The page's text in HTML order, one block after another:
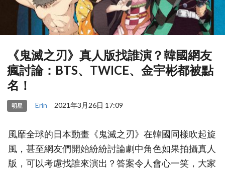
《鬼滅之刃》真人版找誰演？韓國網友
瘋討論：BTS、TWICE、金宇彬都被點
名！
明星 Erin 2021年3月26日 17:09
風靡全球的日本動畫《鬼滅之刃》在韓國同樣吹起旋
風，甚至網友們開始紛紛討論劇中角色如果拍攝真人
版，可以考慮找誰來演出？答案令人會心一笑，大家